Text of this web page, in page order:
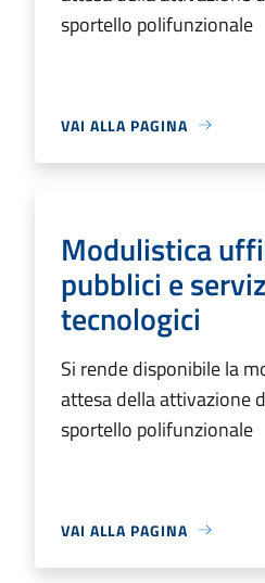
sportello polifunzionale
VAI ALLA PAGINA
Modulistica
pubblici e
tecnologici
Si rende disponibile la
attesa della attivazione
sportello polifunzionale
VAI ALLA PAGINA